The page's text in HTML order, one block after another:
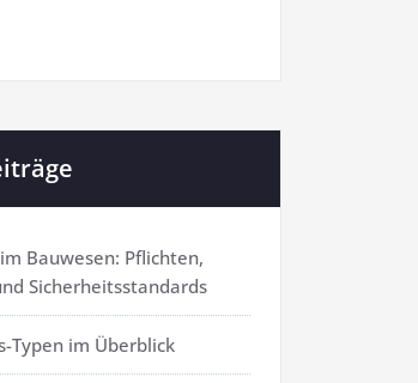
Bauwesen: Pflichten,
Sicherheitsstandards
Typen im Überblick